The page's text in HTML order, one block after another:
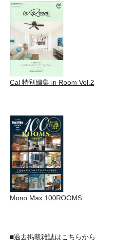
Cal 特別編集 in Room Vol.2
Mono Max 100ROOMS
■過去掲載雑誌はこちらから